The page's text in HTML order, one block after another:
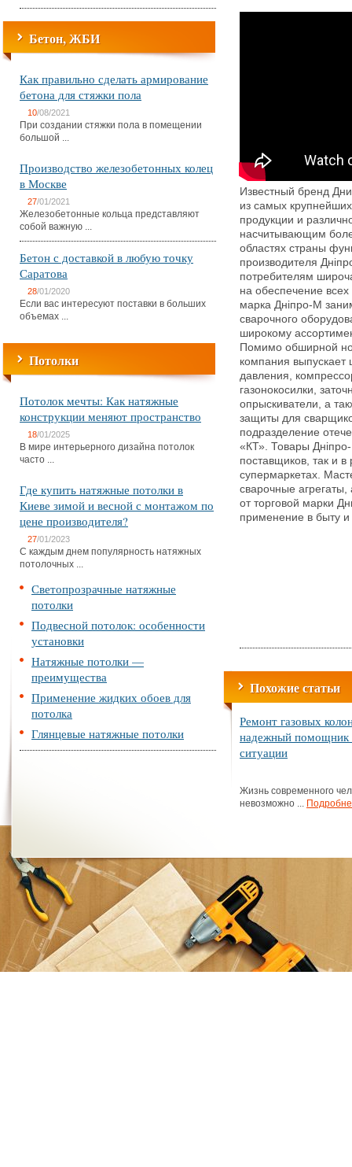
Бетон, ЖБИ
Как правильно сделать армирование
бетона для стяжки пола
10/08/2021
При создании стяжки пола в помещении
большой ...
Производство железобетонных колец
в Москве
27/01/2021
Железобетонные кольца представляют
собой важную ...
Бетон с доставкой в любую точку
Саратова
28/01/2020
Если вас интересуют поставки в больших
объемах ...
Потолки
Потолок мечты: Как натяжные
конструкции меняют пространство
18/01/2025
В мире интерьерного дизайна потолок
часто ...
Где купить натяжные потолки в
Киеве зимой и весной с монтажом по
цене производителя?
27/01/2023
С каждым днем популярность натяжных
потолочных ...
Светопрозрачные натяжные
потолки
Подвесной потолок: особенности
установки
Натяжные потолки —
преимущества
Применение жидких обоев для
потолка
Глянцевые натяжные потолки
Известный бренд
из самых
продукции и
насчитывающим
областях страны
производителя
потребителям
на обеспечение
марка Днiпро-М
сварочного
широкому
Помимо обширной
компания
давления,
газонокосилки,
опрыскиватели, а
защиты для
подразделение
«КТ». Товары
поставщиков, так и
супермаркетах.
сварочные
от торговой марки
применение в быту
Похожие статьи
Ремонт газовых
надежный помощник
ситуации
Жизнь современного
невозможно ...